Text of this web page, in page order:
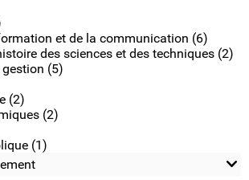
et de la communication (6)
des sciences et des techniques (2)
(5)
(2)
(2)
(1)